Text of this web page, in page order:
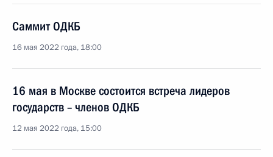
Саммит ОДКБ
16 мая 2022 года, 18:00
16 мая в Москве состоится встреча лидеров
государств – членов ОДКБ
12 мая 2022 года, 15:00